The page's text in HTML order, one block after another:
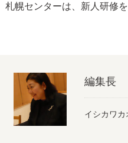
札幌センターは、新人研修を
編集長
イシカワ